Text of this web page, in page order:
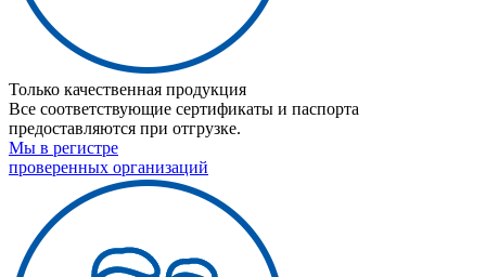
Только качественная продукция
Все соответствующие сертификаты и паспорта
предоставляются при отгрузке.
Мы в регистре
проверенных организаций